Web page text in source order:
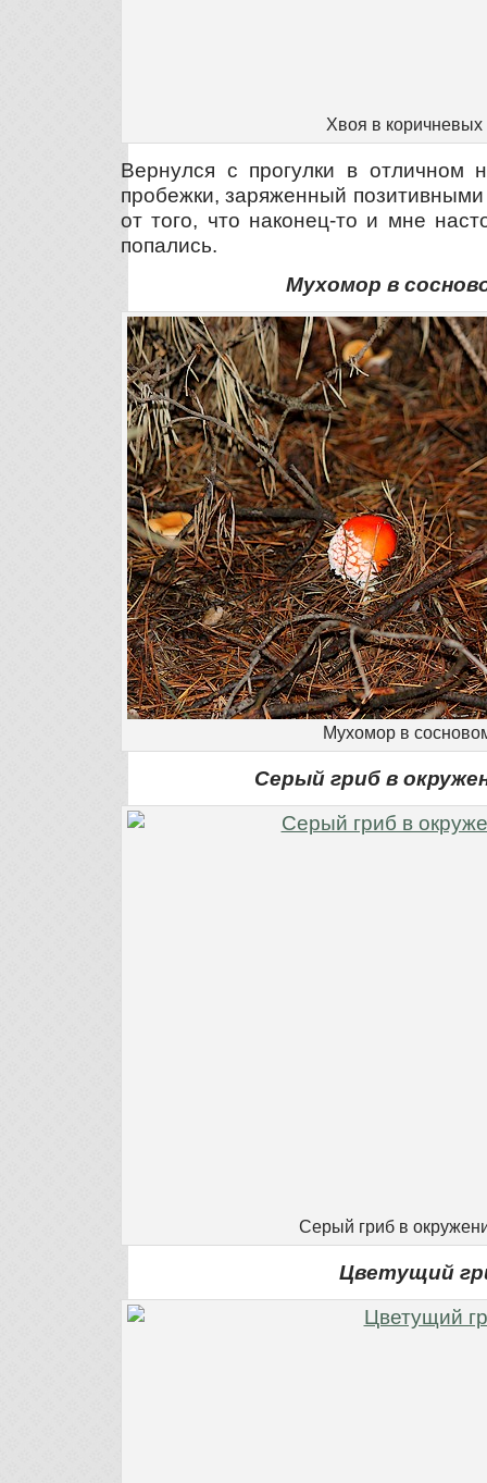
Хвоя в коричневых
Вернулся с прогулки в отличном
пробежки, заряженный
от того, что наконец-то и мне
попались.
Мухомор в
Мухомор в
Серый гриб в
Серый гриб в
Цветущий